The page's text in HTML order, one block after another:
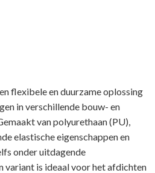
flexibele en duurzame oplossing
in verschillende bouw- en
van polyurethaan (PU),
elastische eigenschappen en
onder uitdagende
variant is ideaal voor het afdichten